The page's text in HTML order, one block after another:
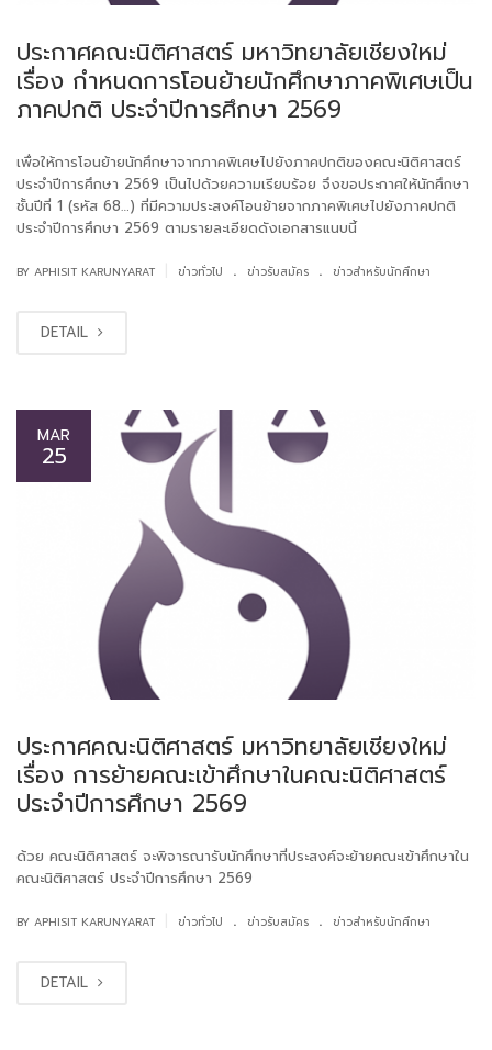
ประกาศคณะนิติศาสตร์ มหาวิทยาลัยเชียงใหม่
เรื่อง กำหนดการโอนย้ายนักศึกษาภาคพิเศษเป็น
ภาคปกติ ประจำปีการศึกษา 2569
เพื่อให้การโอนย้ายนักศึกษาจากภาคพิเศษไปยังภาคปกติของคณะนิติศาสตร์
ประจำปีการศึกษา 2569 เป็นไปด้วยความเรียบร้อย จึงขอประกาศให้นักศึกษา
ชั้นปีที่ 1 (รหัส 68…) ที่มีความประสงค์โอนย้ายจากภาคพิเศษไปยังภาคปกติ
ประจำปีการศึกษา 2569 ตามรายละเอียดดังเอกสารแนบนี้
BY APHISIT KARUNYARAT ข่าวทั่วไป . ข่าวรับสมัคร . ข่าวสำหรับนักศึกษา
DETAIL
MAR
25
ประกาศคณะนิติศาสตร์ มหาวิทยาลัยเชียงใหม่
เรื่อง การย้ายคณะเข้าศึกษาในคณะนิติศาสตร์
ประจำปีการศึกษา 2569
ด้วย คณะนิติศาสตร์ จะพิจารณารับนักศึกษาที่ประสงค์จะย้ายคณะเข้าศึกษาใน
คณะนิติศาสตร์ ประจำปีการศึกษา 2569
BY APHISIT KARUNYARAT ข่าวทั่วไป . ข่าวรับสมัคร . ข่าวสำหรับนักศึกษา
DETAIL